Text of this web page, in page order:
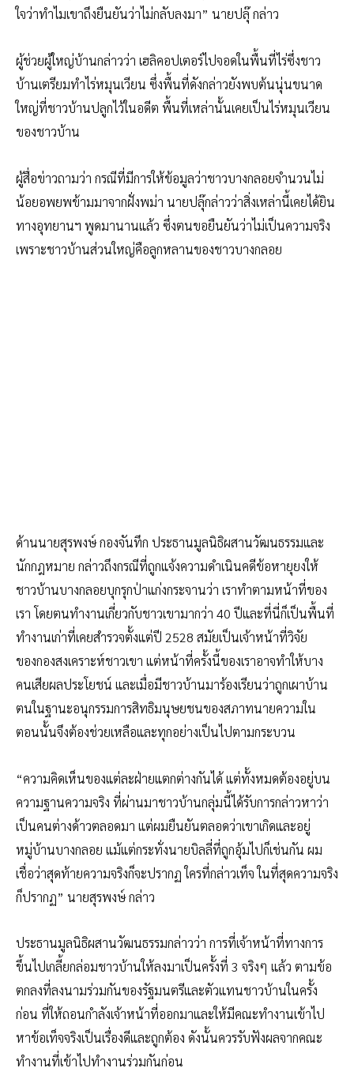
ใจว่าทำไมเขาถึงยืนยันว่าไม่กลับลงมา” นายปลุ๊ กล่าว
ผู้ช่วยผู้ใหญ่บ้านกล่าวว่า เฮลิคอปเตอร์ไปจอดในพื้นที่ไร่ซึ่งชาว
บ้านเตรียมทำไร่หมุนเวียน ซึ่งพื้นที่ดังกล่าวยังพบต้นนุ่นขนาด
ใหญ่ที่ชาวบ้านปลูกไว้ในอดีต พื้นที่เหล่านั้นเคยเป็นไร่หมุนเวียน
ของชาวบ้าน
ผู้สื่อข่าวถามว่า กรณีที่มีการให้ข้อมูลว่าชาวบางกลอยจำนวนไม่
น้อยอพยพข้ามมาจากฝั่งพม่า นายปลุ๊กล่าวว่าสิ่งเหล่านี้เคยได้ยิน
ทางอุทยานฯ พูดมานานแล้ว ซึ่งตนขอยืนยันว่าไม่เป็นความจริง
เพราะชาวบ้านส่วนใหญ่คือลูกหลานของชาวบางกลอย
ด้านนายสุรพงษ์ กองจันทึก ประธานมูลนิธิผสานวัฒนธรรมและ
นักกฎหมาย กล่าวถึงกรณีที่ถูกแจ้งความดำเนินคดีข้อหายุยงให้
ชาวบ้านบางกลอยบุกรุกป่าแก่งกระจานว่า เราทำตามหน้าที่ของ
เรา โดยตนทำงานเกี่ยวกับชาวเขามากว่า 40 ปีและที่นี่ก็เป็นพื้นที่
ทำงานเก่าที่เคยสำรวจตั้งแต่ปี 2528 สมัยเป็นเจ้าหน้าที่วิจัย
ของกองสงเคราะห์ชาวเขา แต่หน้าที่ครั้งนี้ของเราอาจทำให้บาง
คนเสียผลประโยชน์ และเมื่อมีชาวบ้านมาร้องเรียนว่าถูกเผาบ้าน
ตนในฐานะอนุกรรมการสิทธิมนุษยชนของสภาทนายความใน
ตอนนั้นจึงต้องช่วยเหลือและทุกอย่างเป็นไปตามกระบวน
“ความคิดเห็นของแต่ละฝ่ายแตกต่างกันได้ แต่ทั้งหมดต้องอยู่บน
ความฐานความจริง ที่ผ่านมาชาวบ้านกลุ่มนี้ได้รับการกล่าวหาว่า
เป็นคนต่างด้าวตลอดมา แต่ผมยืนยันตลอดว่าเขาเกิดและอยู่
หมู่บ้านบางกลอย แม้แต่กระทั่งนายบิลลี่ที่ถูกอุ้มไปก็เช่นกัน ผม
เชื่อว่าสุดท้ายความจริงก็จะปรากฏ ใครที่กล่าวเท็จ ในที่สุดความจริง
ก็ปรากฏ” นายสุรพงษ์ กล่าว
ประธานมูลนิธิผสานวัฒนธรรมกล่าวว่า การที่เจ้าหน้าที่ทางการ
ขึ้นไปเกลี้ยกล่อมชาวบ้านให้ลงมาเป็นครั้งที่ 3 จริงๆ แล้ว ตามข้อ
ตกลงที่ลงนามร่วมกันของรัฐมนตรีและตัวแทนชาวบ้านในครั้ง
ก่อน ที่ให้ถอนกำลังเจ้าหน้าที่ออกมาและให้มีคณะทำงานเข้าไป
หาข้อเท็จจริงเป็นเรื่องดีและถูกต้อง ดังนั้นควรรับฟังผลจากคณะ
ทำงานที่เข้าไปทำงานร่วมกันก่อน